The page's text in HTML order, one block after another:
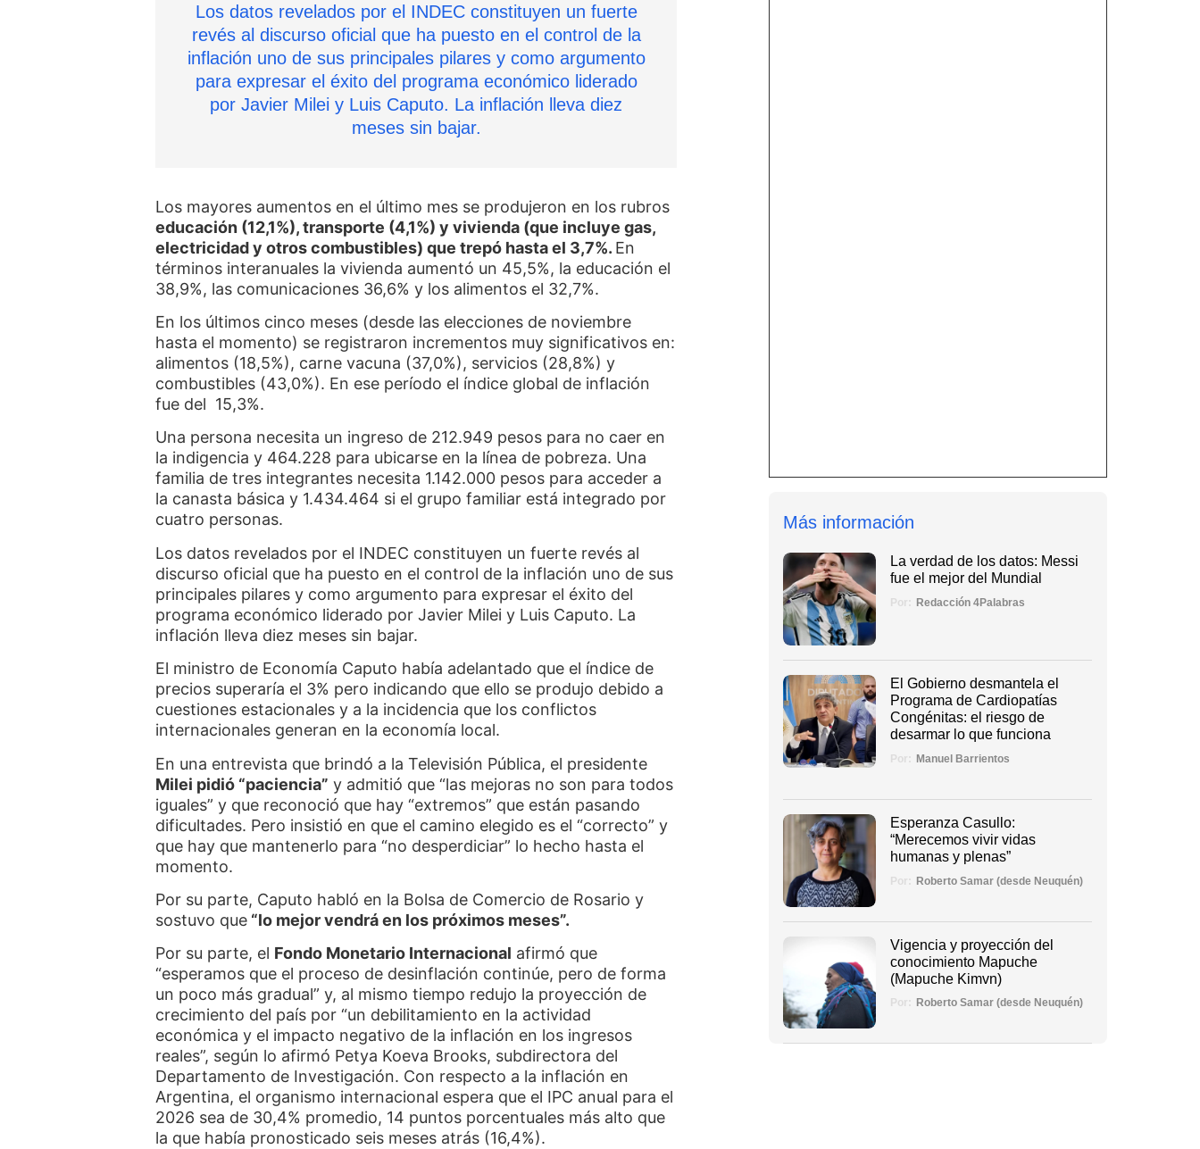
Los datos revelados por el INDEC constituyen un fuerte
revés al discurso oficial que ha puesto en el control de la
inflación uno de sus principales pilares y como argumento
para expresar el éxito del programa económico liderado
por Javier Milei y Luis Caputo. La inflación lleva diez
meses sin bajar.
Los mayores aumentos en el último mes se produjeron en los rubros
educación (12,1%), transporte (4,1%) y vivienda (que incluye gas,
electricidad y otros combustibles) que trepó hasta el 3,7%. En
términos interanuales la vivienda aumentó un 45,5%, la educación el
38,9%, las comunicaciones 36,6% y los alimentos el 32,7%.
En los últimos cinco meses (desde las elecciones de noviembre
hasta el momento) se registraron incrementos muy significativos en:
alimentos (18,5%), carne vacuna (37,0%), servicios (28,8%) y
combustibles (43,0%). En ese período el índice global de inflación
fue del 15,3%.
Una persona necesita un ingreso de 212.949 pesos para no caer en
la indigencia y 464.228 para ubicarse en la línea de pobreza. Una
familia de tres integrantes necesita 1.142.000 pesos para acceder a
la canasta básica y 1.434.464 si el grupo familiar está integrado por
cuatro personas.
Los datos revelados por el INDEC constituyen un fuerte revés al
discurso oficial que ha puesto en el control de la inflación uno de sus
principales pilares y como argumento para expresar el éxito del
programa económico liderado por Javier Milei y Luis Caputo. La
inflación lleva diez meses sin bajar.
El ministro de Economía Caputo había adelantado que el índice de
precios superaría el 3% pero indicando que ello se produjo debido a
cuestiones estacionales y a la incidencia que los conflictos
internacionales generan en la economía local.
En una entrevista que brindó a la Televisión Pública, el presidente
Milei pidió “paciencia” y admitió que “las mejoras no son para todos
iguales” y que reconoció que hay “extremos” que están pasando
dificultades. Pero insistió en que el camino elegido es el “correcto” y
que hay que mantenerlo para “no desperdiciar” lo hecho hasta el
momento.
Por su parte, Caputo habló en la Bolsa de Comercio de Rosario y
sostuvo que “lo mejor vendrá en los próximos meses”.
Por su parte, el Fondo Monetario Internacional afirmó que
“esperamos que el proceso de desinflación continúe, pero de forma
un poco más gradual” y, al mismo tiempo redujo la proyección de
crecimiento del país por “un debilitamiento en la actividad
económica y el impacto negativo de la inflación en los ingresos
reales”, según lo afirmó Petya Koeva Brooks, subdirectora del
Departamento de Investigación. Con respecto a la inflación en
Argentina, el organismo internacional espera que el IPC anual para el
2026 sea de 30,4% promedio, 14 puntos porcentuales más alto que
la que había pronosticado seis meses atrás (16,4%).
Más información
La verdad de los datos: Messi
fue el mejor del Mundial
Por: Redacción 4Palabras
El Gobierno desmantela el
Programa de Cardiopatías
Congénitas: el riesgo de
desarmar lo que funciona
Por: Manuel Barrientos
Esperanza Casullo:
“Merecemos vivir vidas
humanas y plenas”
Por: Roberto Samar (desde Neuquén)
Vigencia y proyección del
conocimiento Mapuche
(Mapuche Kimvn)
Por: Roberto Samar (desde Neuquén)